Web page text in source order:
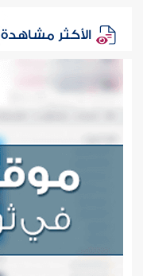
الأكثر مشاهدة